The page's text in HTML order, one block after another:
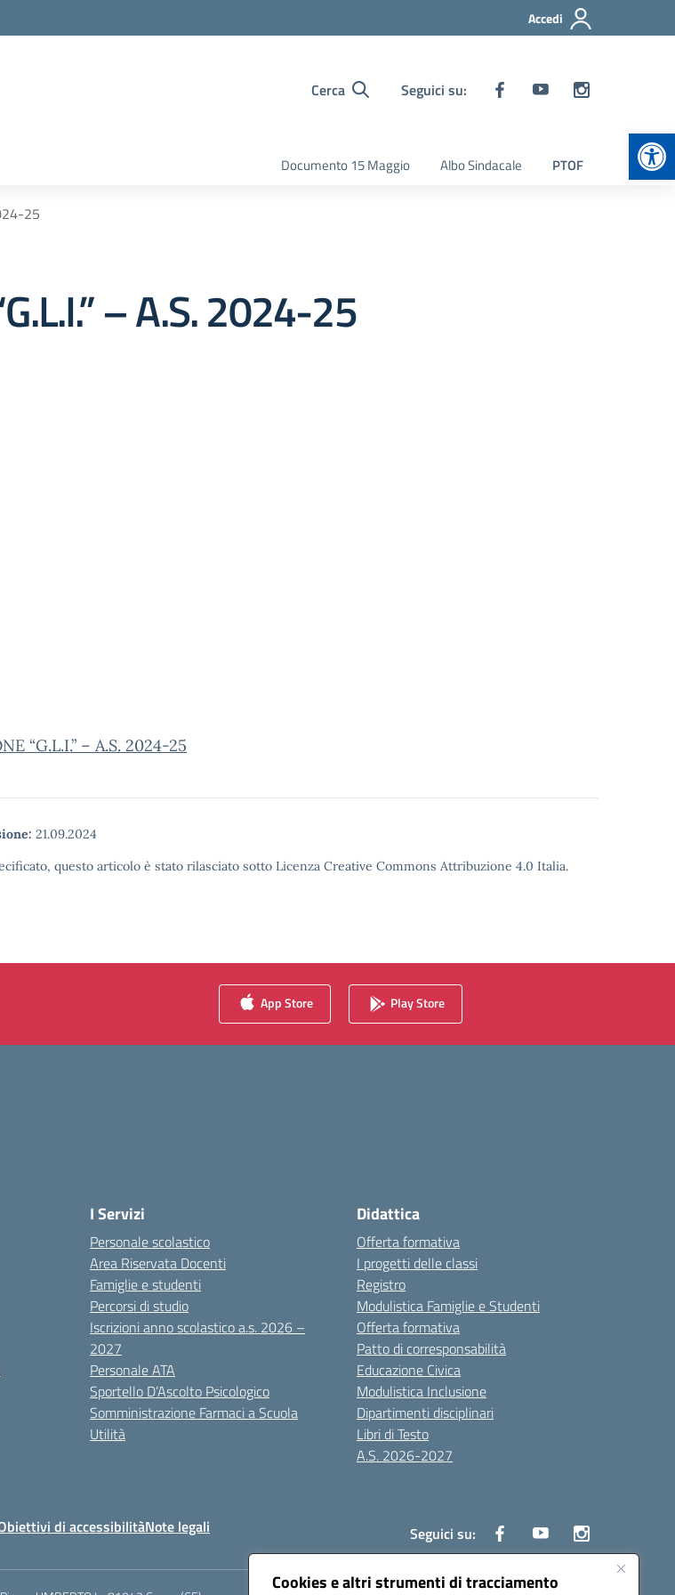
Cookies e altri strumenti di tracciamento
Accedi
Cerca Seguici su:
Documento 15 Maggio Albo Sindacale PTOF
25
– A.S. 2024-25
“G.L.I.” – A.S. 2024-25
21.09.2024
questo articolo è stato rilasciato sotto Licenza Creative Commons Attribuzione 4.0 Italia.
App Store Play Store
I Servizi
Personale scolastico
Area Riservata Docenti
Famiglie e studenti
Percorsi di studio
Iscrizioni anno scolastico a.s. 2026 –
2027
Personale ATA
Sportello D’Ascolto Psicologico
Somministrazione Farmaci a Scuola
Utilità
Didattica
Offerta formativa
I progetti delle classi
Registro
Modulistica Famiglie e Studenti
Offerta formativa
Patto di corresponsabilità
Educazione Civica
Modulistica Inclusione
Dipartimenti disciplinari
Libri di Testo
A.S. 2026-2027
di accessibilitàNote legali Seguici su: